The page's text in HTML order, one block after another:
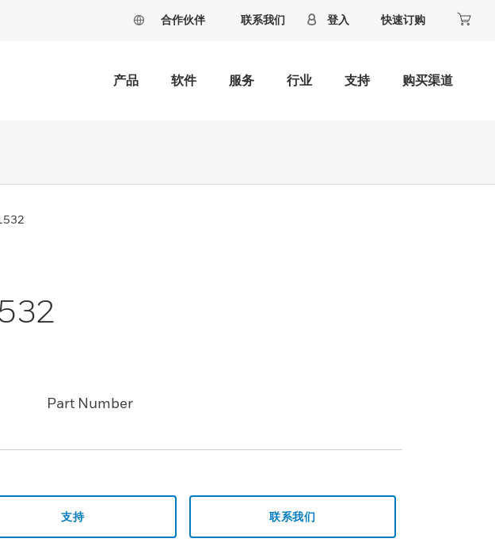
合作伙伴 联系我们 登入 快速订购
产品 软件 服务 行业 支持 购买渠道
Part Number
支持 联系我们